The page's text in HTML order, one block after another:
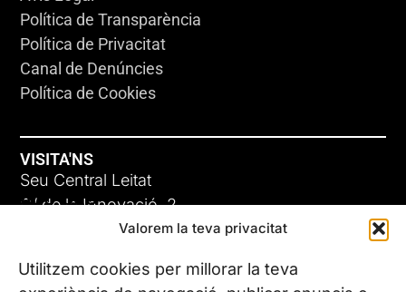
Valorem la teva privacitat
Utilitzem cookies per millorar la teva
ADC-CRC
17 DE JUNY DE 2026
Política de Transparència
Política de Privacitat
Canal de Denúncies
Política de Cookies
VISITA'NS
Seu Central Leitat
C/ de la Innovació, 2
08225 Terrassa, (Barcelona)
Coneix les nostres seus